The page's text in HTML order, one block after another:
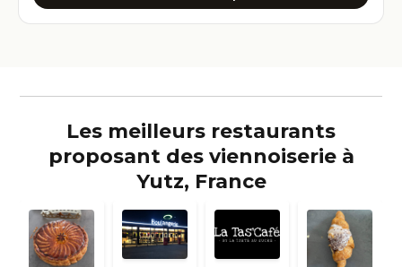
Les meilleurs restaurants
proposant des viennoiserie à
Yutz, France